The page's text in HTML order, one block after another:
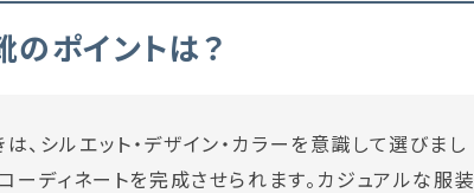
ポイントは？
シルエット・デザイン・カラーを意識して選びまし
ーディネートを完成させられます。カジュアルな服装